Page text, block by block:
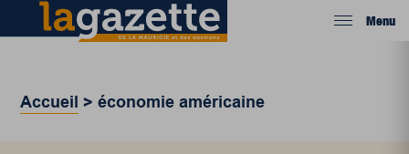
Menu
Accueil >économie américaine